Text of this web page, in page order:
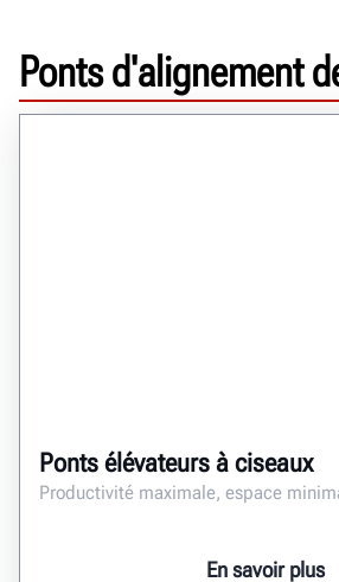
Ponts d'alignement
Ponts élévateurs à ciseaux
Productivité maximale, espace
En savoir plus